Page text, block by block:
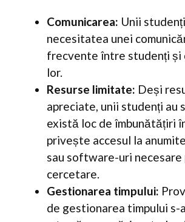
Comunicarea: Unii
necesitatea unei
frecvente între studenți și
lor.
Resurse limitate: Deși
apreciate, unii studenți au
există loc de îmbunătățiri
privește accesul la
sau software-uri necesare
cercetare.
Gestionarea timpului:
de gestionarea timpului s-